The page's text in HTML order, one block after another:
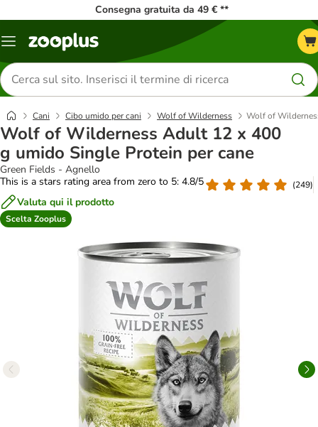
Consegna gratuita da 49 € **
Overview
Cerca
prodotti
Cani Cibo umido per cani Wolf of Wilderness Wolf of
Wolf of Wilderness Adult 12 x 400
g umido Single Protein per cane
Green Fields - Agnello
This is a stars rating area from zero to 5: 4.8/5
(249)
Valuta qui il prodotto
Scelta Zooplus